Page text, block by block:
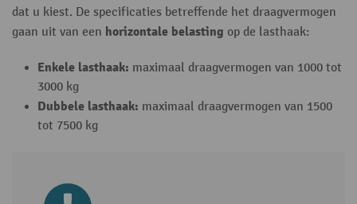
dat u kiest. De specificaties betreffende het draagvermogen
gaan uit van een horizontale belasting op de lasthaak:
Enkele lasthaak: maximaal draagvermogen van 1000 tot
3000 kg
Dubbele lasthaak: maximaal draagvermogen van 1500
tot 7500 kg